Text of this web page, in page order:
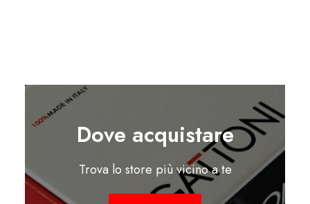
Dove acquistare
Trova lo store più vicino a te